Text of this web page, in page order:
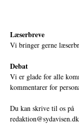
Læserbreve
Vi bringer gerne
Debat
Vi er glade for alle
kommentarer for
Du kan skrive til os på
redaktion@sydavisen.dk